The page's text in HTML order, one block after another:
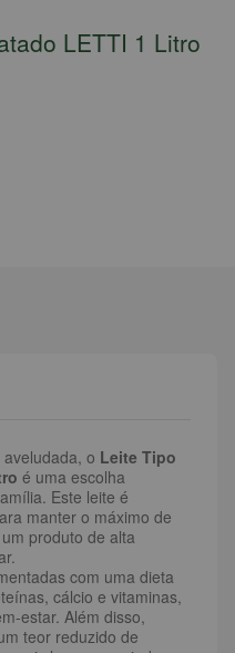
LETTI 1 Litro
o Leite Tipo
é uma escolha
Este leite é
manter o máximo de
produto de alta
com uma dieta
cálcio e vitaminas,
estar. Além disso,
teor reduzido de